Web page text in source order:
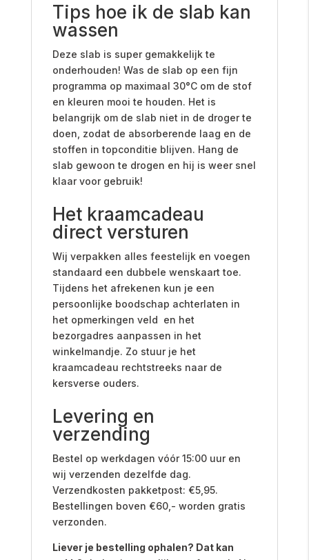
Tips hoe ik de slab kan
wassen
Deze slab is super gemakkelijk te
onderhouden! Was de slab op een fijn
programma op maximaal 30°C om de stof
en kleuren mooi te houden. Het is
belangrijk om de slab niet in de droger te
doen, zodat de absorberende laag en de
stoffen in topconditie blijven. Hang de
slab gewoon te drogen en hij is weer snel
klaar voor gebruik!
Het kraamcadeau
direct versturen
Wij verpakken alles feestelijk en voegen
standaard een dubbele wenskaart toe.
Tijdens het afrekenen kun je een
persoonlijke boodschap achterlaten in
het opmerkingen veld en het
bezorgadres aanpassen in het
winkelmandje. Zo stuur je het
kraamcadeau rechtstreeks naar de
kersverse ouders.
Levering en
verzending
Bestel op werkdagen vóór 15:00 uur en
wij verzenden dezelfde dag.
Verzendkosten pakketpost: €5,95.
Bestellingen boven €60,- worden gratis
verzonden.
Liever je bestelling ophalen? Dat kan